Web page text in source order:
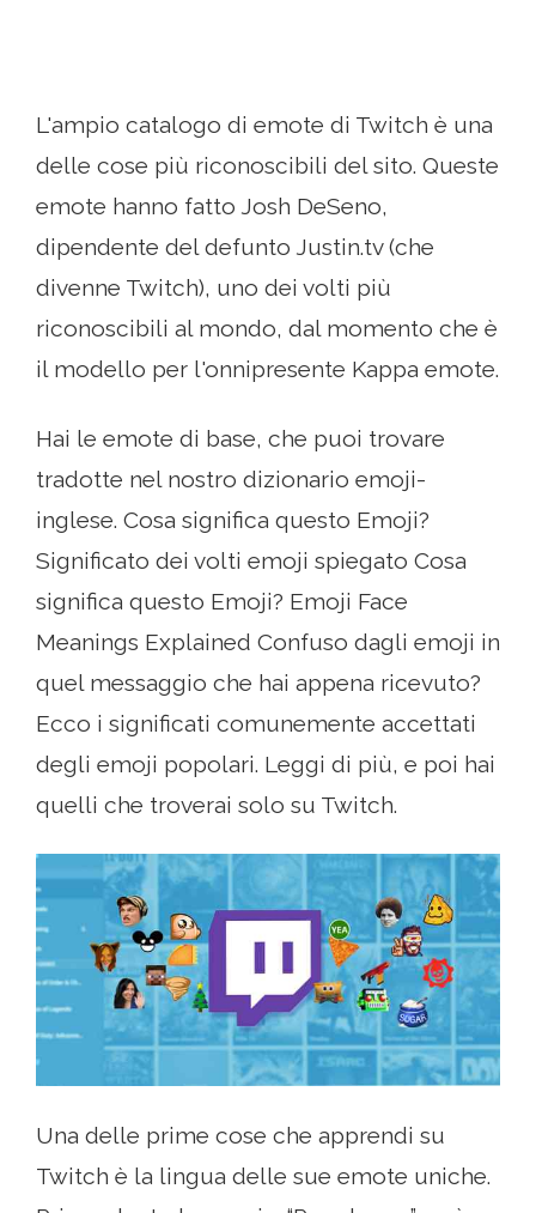
L'ampio catalogo di emote di Twitch è una
delle cose più riconoscibili del sito. Queste
emote hanno fatto Josh DeSeno,
dipendente del defunto Justin.tv (che
divenne Twitch), uno dei volti più
riconoscibili al mondo, dal momento che è
il modello per l'onnipresente Kappa emote.
Hai le emote di base, che puoi trovare
tradotte nel nostro dizionario emoji-
inglese. Cosa significa questo Emoji?
Significato dei volti emoji spiegato Cosa
significa questo Emoji? Emoji Face
Meanings Explained Confuso dagli emoji in
quel messaggio che hai appena ricevuto?
Ecco i significati comunemente accettati
degli emoji popolari. Leggi di più, e poi hai
quelli che troverai solo su Twitch.
Una delle prime cose che apprendi su
Twitch è la lingua delle sue emote uniche.